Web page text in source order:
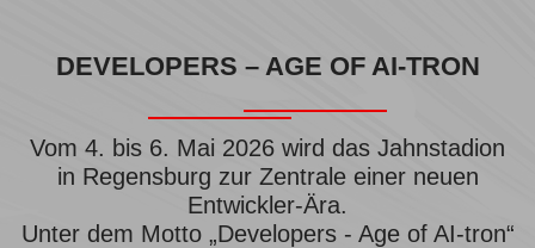
DEVELOPERS – AGE OF AI-TRON
Vom 4. bis 6. Mai 2026 wird das Jahnstadion
in Regensburg zur Zentrale einer neuen
Entwickler-Ära.
Unter dem Motto „Developers - Age of AI-tron“